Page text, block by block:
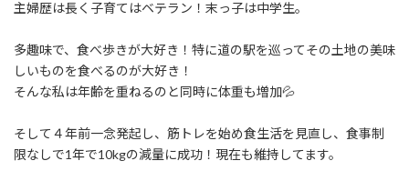
主婦歴は長く子育てはベテラン！末っ子は中学生。
多趣味で、食べ歩きが大好き！特に道の駅を巡ってその土地の美味
しいものを食べるのが大好き！
そんな私は年齢を重ねるのと同時に体重も増加💦
そして４年前一念発起し、筋トレを始め食生活を見直し、食事制
限なしで1年で10kgの減量に成功！現在も維持してます。